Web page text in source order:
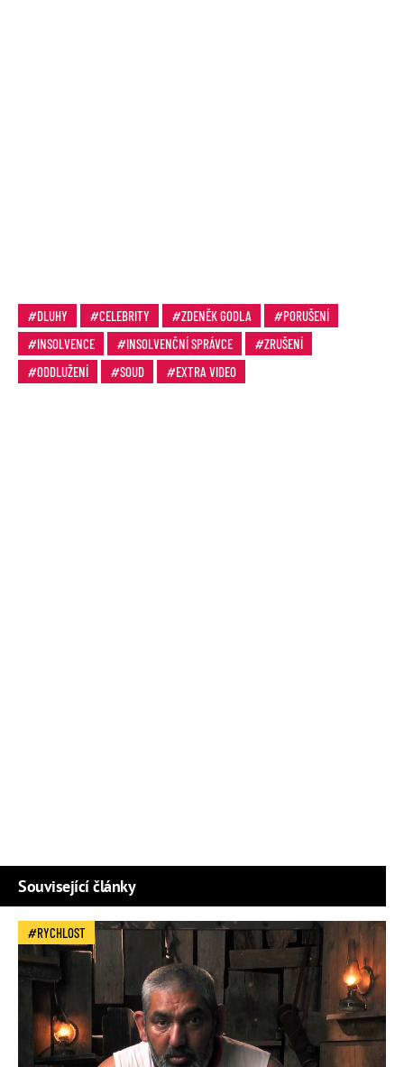
DLUHY CELEBRITY ZDENĚK GODLA
PORUŠENÍ
INSOLVENCE
INSOLVENČNÍ SPRÁVCE
ZRUŠENÍ
ODDLUŽENÍ
SOUD EXTRA VIDEO
Související články
RYCHLOST